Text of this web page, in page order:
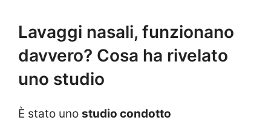
Lavaggi nasali, funzionano
davvero? Cosa ha rivelato
uno studio
È stato uno studio condotto